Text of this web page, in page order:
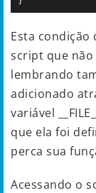
Esta condição
script que não
lembrando
adicionado
variável
que ela foi
perca sua
Acessando o